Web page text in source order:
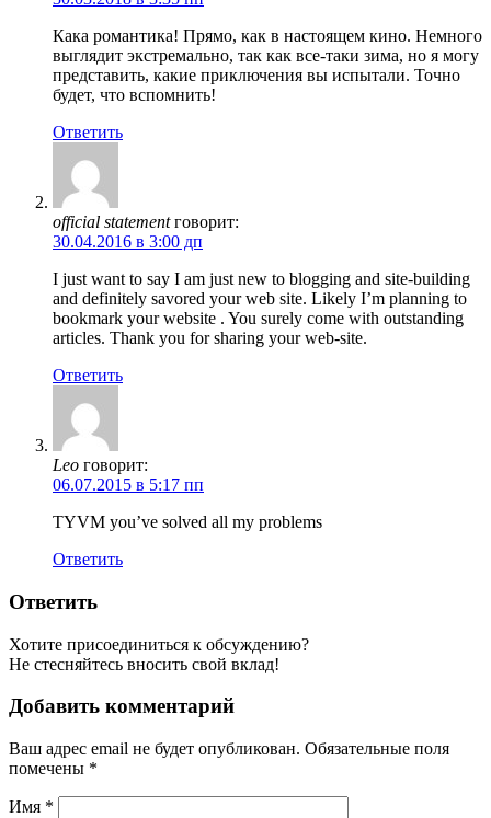
Кака романтика! Прямо, как в настоящем кино. Немного
выглядит экстремально, так как все-таки зима, но я могу
представить, какие приключения вы испытали. Точно
будет, что вспомнить!
Ответить
official statement говорит:
30.04.2016 в 3:00 дп
I just want to say I am just new to blogging and site-building
and definitely savored your web site. Likely I’m planning to
bookmark your website . You surely come with outstanding
articles. Thank you for sharing your web-site.
Ответить
Leo говорит:
06.07.2015 в 5:17 пп
TYVM you’ve solved all my problems
Ответить
Ответить
Хотите присоединиться к обсуждению?
Не стесняйтесь вносить свой вклад!
Добавить комментарий
Ваш адрес email не будет опубликован. Обязательные поля
помечены *
Имя *